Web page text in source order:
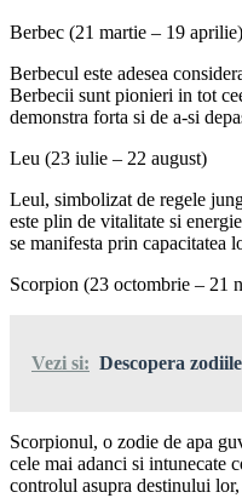
Berbec (21 martie – 19 aprilie)
Berbecul este adesea
Berbecii sunt pionieri in tot
demonstra forta si de a-si
Leu (23 iulie – 22 august)
Leul, simbolizat de regele
este plin de vitalitate si
se manifesta prin capacitatea
Scorpion (23 octombrie – 21
Vezi si: Descopera
Scorpionul, o zodie de apa
cele mai adanci si intunecate
controlul asupra destinului